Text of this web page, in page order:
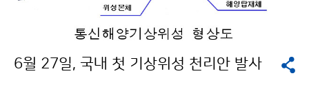
원, 3등(2명)은 3만원상당의 온누리상품권이 지급되고,
이 외 정답자 10명에게도 1만원상당의 상품권이 지급된
(http://gangwon.kma.go.kr)와 기상청 블로그(htt
6월 27일, 국내 첫 기상위성 천리안 발사